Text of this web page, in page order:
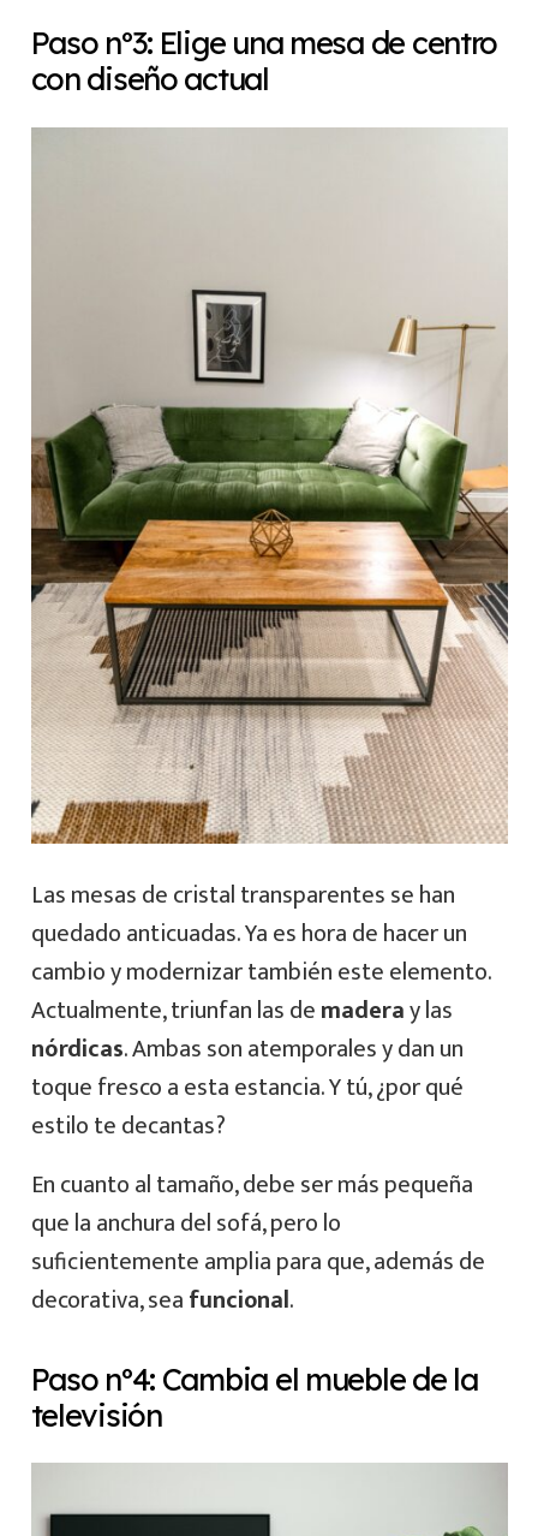
Paso nº3: Elige una mesa de centro
con diseño actual
Las mesas de cristal transparentes se han
quedado anticuadas. Ya es hora de hacer un
cambio y modernizar también este elemento.
Actualmente, triunfan las demaderay las
nórdicas. Ambas son atemporales y dan un
toque fresco a esta estancia. Y tú, ¿por qué
estilo te decantas?
En cuanto al tamaño, debe ser más pequeña
que la anchura del sofá, pero lo
suficientemente amplia para que, además de
decorativa, seafuncional.
Paso nº4: Cambia el mueble de la
televisión